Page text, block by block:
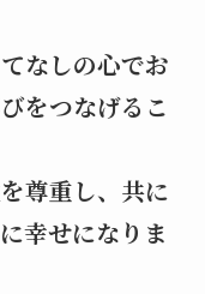
なしの心でお
をつなげるこ
尊重し、共に
幸せになりま